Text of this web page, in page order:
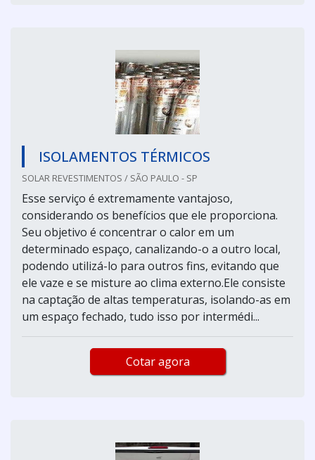
ISOLAMENTOS TÉRMICOS
SOLAR REVESTIMENTOS / SÃO PAULO - SP
Esse serviço é extremamente vantajoso,
considerando os benefícios que ele proporciona.
Seu objetivo é concentrar o calor em um
determinado espaço, canalizando-o a outro local,
podendo utilizá-lo para outros fins, evitando que
ele vaze e se misture ao clima externo.Ele consiste
na captação de altas temperaturas, isolando-as em
um espaço fechado, tudo isso por intermédi...
Cotar agora